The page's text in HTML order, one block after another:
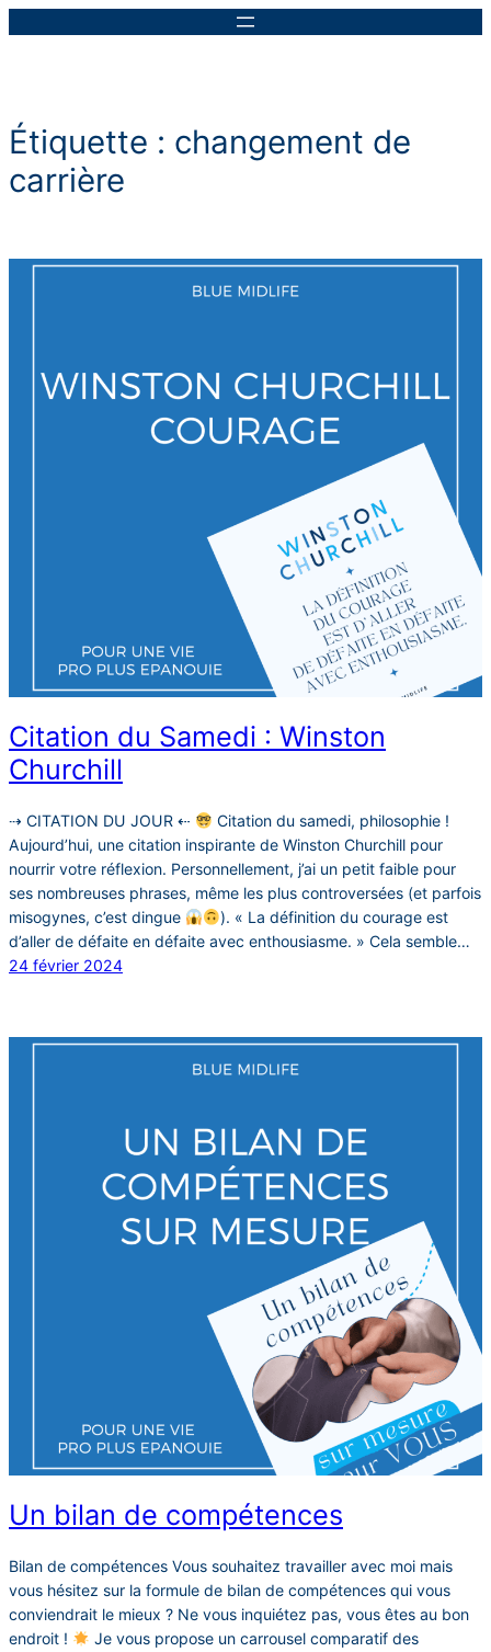
Étiquette : changement de
carrière
Citation du Samedi : Winston
Churchill
⇢ CITATION DU JOUR ⇠
Citation du samedi, philosophie !⠀
Aujourd’hui, une citation inspirante de Winston Churchill pour
nourrir votre réflexion. Personnellement, j’ai un petit faible pour
ses nombreuses phrases, même les plus controversées (et parfois
misogynes, c’est dingue
). « La définition du courage est
d’aller de défaite en défaite avec enthousiasme. » Cela semble…
24 février 2024
Un bilan de compétences
Bilan de compétences Vous souhaitez travailler avec moi mais
vous hésitez sur la formule de bilan de compétences qui vous
conviendrait le mieux ? Ne vous inquiétez pas, vous êtes au bon
endroit !
Je vous propose un carrousel comparatif des